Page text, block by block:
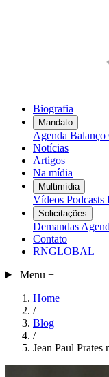
Biografia
Mandato
Agenda Balanço
Notícias
Artigos
Na mídia
Multimídia
Vídeos Podcasts
Solicitações
Demandas
Contato
RNGLOBAL
Menu +
Home
/
Blog
/
Jean Paul Prates